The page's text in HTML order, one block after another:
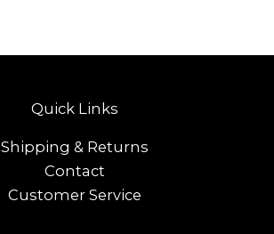
Quick Links
Shipping & Returns
Contact
Customer Service